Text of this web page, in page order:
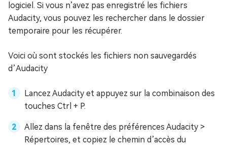
logiciel. Si vous n’avez pas enregistré les fichiers
Audacity, vous pouvez les rechercher dans le dossier
temporaire pour les récupérer.
Voici où sont stockés les fichiers non sauvegardés
d’Audacity
Lancez Audacity et appuyez sur la combinaison des
touches Ctrl + P.
Allez dans la fenêtre des préférences Audacity >
Répertoires, et copiez le chemin d’accès du